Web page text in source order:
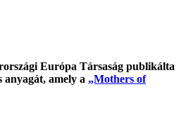
Európa Társaság publikálta
anyagát, amely a „Mothers of